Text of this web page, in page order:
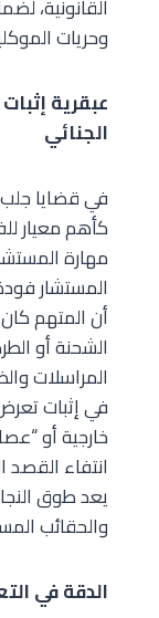
القانونية،
وحريات
عبقرية
الجنائي
في قضايا جلب
كأهم معيار
مهارة
المستشار
أن المتهم
الشحنة أو
المراسلات
في إثبات
خارجية أو
انتفاء القصد
يعد طوق
والحقائب
الدقة في